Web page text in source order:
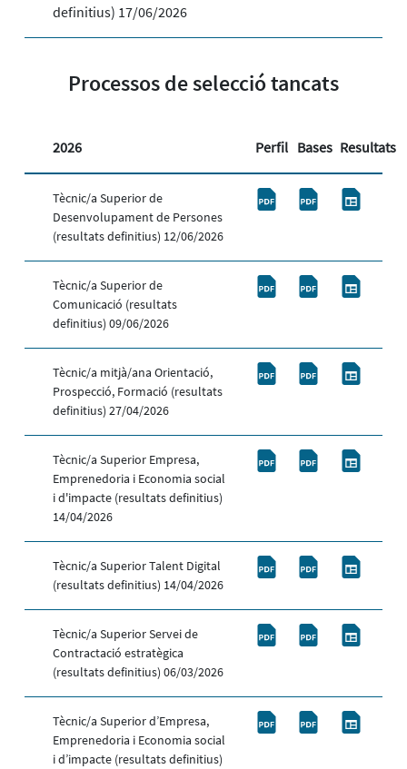
definitius) 17/06/2026
Processos de selecció tancats
2026 Perfil Bases Resultats
Tècnic/a Superior de
Desenvolupament de Persones
(resultats definitius) 12/06/2026
Tècnic/a Superior de
Comunicació (resultats
definitius) 09/06/2026
Tècnic/a mitjà/ana Orientació,
Prospecció, Formació (resultats
definitius) 27/04/2026
Tècnic/a Superior Empresa,
Emprenedoria i Economia social
i d'impacte (resultats definitius)
14/04/2026
Tècnic/a Superior Talent Digital
(resultats definitius) 14/04/2026
Tècnic/a Superior Servei de
Contractació estratègica
(resultats definitius) 06/03/2026
Tècnic/a Superior d’Empresa,
Emprenedoria i Economia social
i d’impacte (resultats definitius)